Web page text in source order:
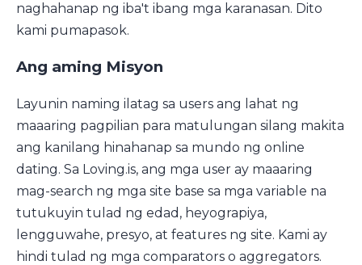
naghahanap ng iba't ibang mga karanasan. Dito
kami pumapasok.
Ang aming Misyon
Layunin naming ilatag sa users ang lahat ng
maaaring pagpilian para matulungan silang makita
ang kanilang hinahanap sa mundo ng online
dating. Sa Loving.is, ang mga user ay maaaring
mag-search ng mga site base sa mga variable na
tutukuyin tulad ng edad, heyograpiya,
lengguwahe, presyo, at features ng site. Kami ay
hindi tulad ng mga comparators o aggregators.